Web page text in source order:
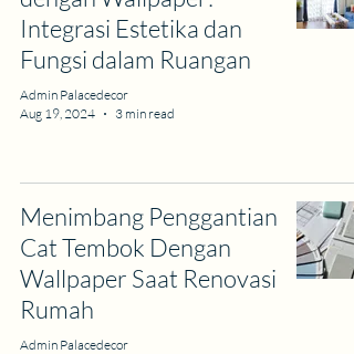
Integrasi Estetika dan
Fungsi dalam Ruangan
Admin Palacedecor
Aug 19, 2024
3 min read
Menimbang Penggantian
Cat Tembok Dengan
Wallpaper Saat Renovasi
Rumah
Admin Palacedecor